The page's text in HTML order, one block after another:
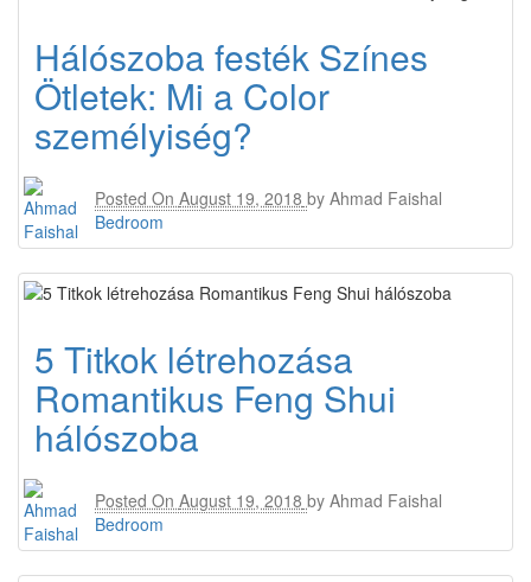
Hálószoba festék Színes
Ötletek: Mi a Color
személyiség?
Posted On August 19, 2018 by Ahmad Faishal
Bedroom
5 Titkok létrehozása
Romantikus Feng Shui
hálószoba
Posted On August 19, 2018 by Ahmad Faishal
Bedroom